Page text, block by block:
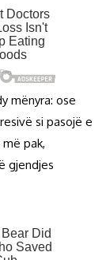
mënyra: ose
si pasojë e
pak,
gjendjes